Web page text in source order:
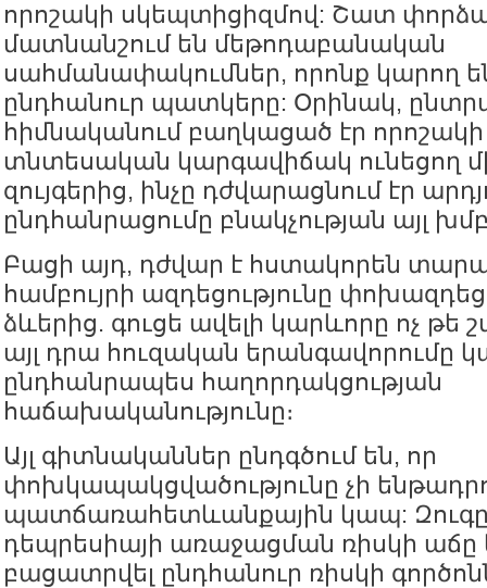
որոշակի սկեպտիցիզմով: Շատ
մատնանշում են մեթոդաբանական
սահմանափակումներ, որոնք կարող
ընդհանուր պատկերը: Օրինակ,
հիմնականում բաղկացած էր որոշակի
տնտեսական կարգավիճակ ունեցող
զույգերից, ինչը դժվարացնում էր
ընդհանրացումը բնակչության այլ
Բացի այդ, դժվար է հստակորեն
համբույրի ազդեցությունը
ձևերից. գուցե ավելի կարևորը ոչ
այլ դրա հուզական երանգավորումը
ընդհանրապես հաղորդակցության
հաճախականությունը։
Այլ գիտնականներ ընդգծում են, որ
փոխկապակցվածությունը չի
պատճառահետևանքային կապ:
դեպրեսիայի առաջացման ռիսկի աճը
բացատրվել ընդհանուր ռիսկի